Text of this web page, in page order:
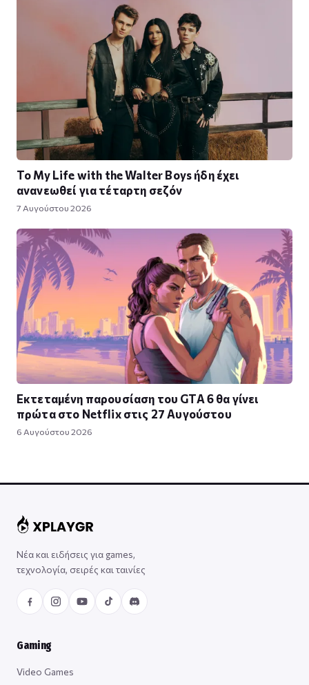
Το My Life with the Walter Boys ήδη έχει
ανανεωθεί για τέταρτη σεζόν
7 Αυγούστου 2026
Εκτεταμένη παρουσίαση του GTA 6 θα γίνει
πρώτα στο Netflix στις 27 Αυγούστου
6 Αυγούστου 2026
Νέα και ειδήσεις για games,
τεχνολογία, σειρές και ταινίες
Gaming
Video Games